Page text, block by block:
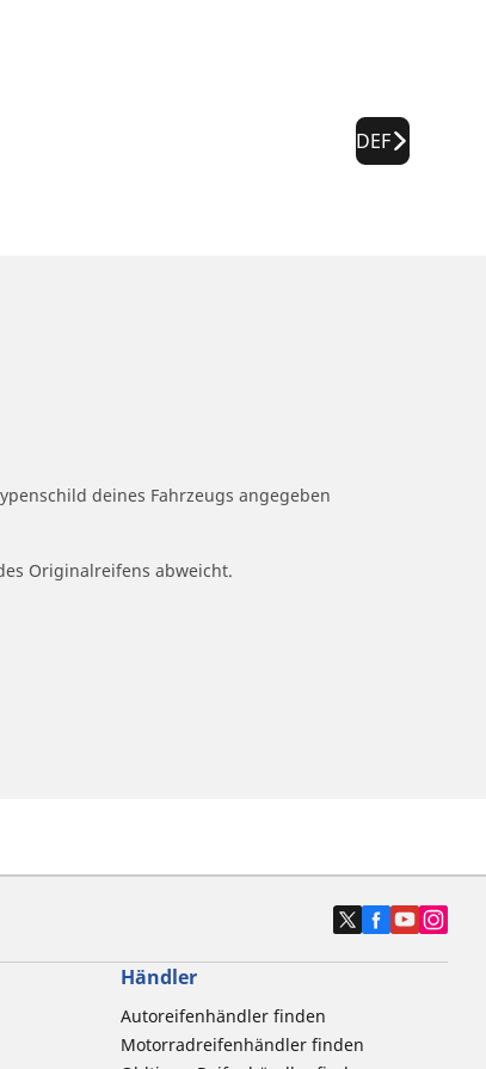
DEF
deines Fahrzeugs angegeben
Originalreifens abweicht.
Händler
Autoreifenhändler finden
Motorradreifenhändler finden